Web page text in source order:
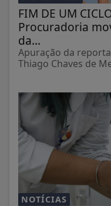
FIM DE UM
Procuradoria
da...
Apuração da
Thiago Chaves de
NOTÍCIAS